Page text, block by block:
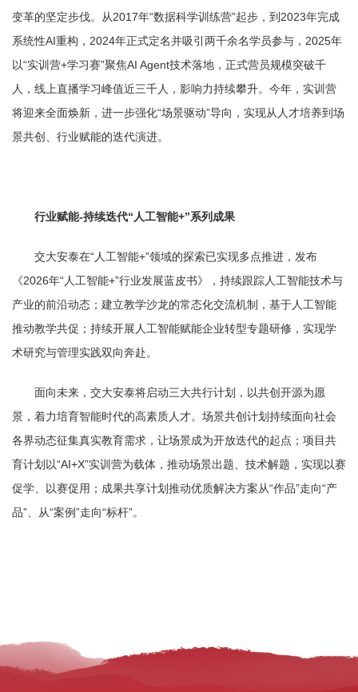
变革的坚定步伐。从2017年“数据科学训练营”起步，到2023年完成
系统性AI重构，2024年正式定名并吸引两千余名学员参与，2025年
以“实训营+学习赛”聚焦AI Agent技术落地，正式营员规模突破千
人，线上直播学习峰值近三千人，影响力持续攀升。今年，实训营
将迎来全面焕新，进一步强化“场景驱动”导向，实现从人才培养到场
景共创、行业赋能的迭代演进。
行业赋能-持续迭代“人工智能+”系列成果
交大安泰在“人工智能+”领域的探索已实现多点推进，发布
《2026年“人工智能+”行业发展蓝皮书》，持续跟踪人工智能技术与
产业的前沿动态；建立教学沙龙的常态化交流机制，基于人工智能
推动教学共促；持续开展人工智能赋能企业转型专题研修，实现学
术研究与管理实践双向奔赴。
面向未来，交大安泰将启动三大共行计划，以共创开源为愿
景，着力培育智能时代的高素质人才。场景共创计划持续面向社会
各界动态征集真实教育需求，让场景成为开放迭代的起点；项目共
育计划以“AI+X”实训营为载体，推动场景出题、技术解题，实现以赛
促学、以赛促用；成果共享计划推动优质解决方案从“作品”走向“产
品”、从“案例”走向“标杆”。